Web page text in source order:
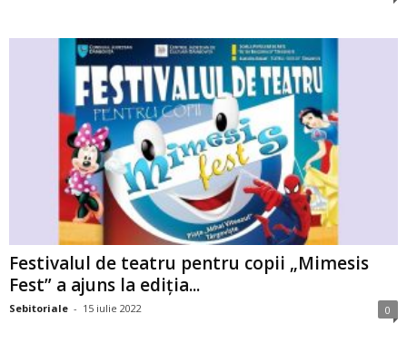
Festivalul de teatru pentru copii „Mimesis
Fest” a ajuns la ediția...
Sebitoriale - 15 iulie 2022 0